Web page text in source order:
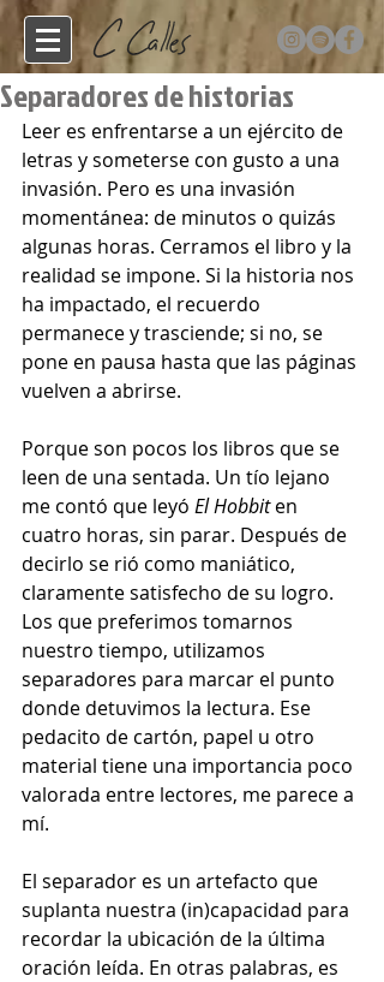
Separadores de historias
Leer es enfrentarse a un ejército de
letras y someterse con gusto a una
invasión. Pero es una invasión
momentánea: de minutos o quizás
algunas horas. Cerramos el libro y la
realidad se impone. Si la historia nos
ha impactado, el recuerdo
permanece y trasciende; si no, se
pone en pausa hasta que las páginas
vuelven a abrirse.
Porque son pocos los libros que se
leen de una sentada. Un tío lejano
me contó que leyó El Hobbit en
cuatro horas, sin parar. Después de
decirlo se rió como maniático,
claramente satisfecho de su logro.
Los que preferimos tomarnos
nuestro tiempo, utilizamos
separadores para marcar el punto
donde detuvimos la lectura. Ese
pedacito de cartón, papel u otro
material tiene una importancia poco
valorada entre lectores, me parece a
mí.
El separador es un artefacto que
suplanta nuestra (in)capacidad para
recordar la ubicación de la última
oración leída. En otras palabras, es